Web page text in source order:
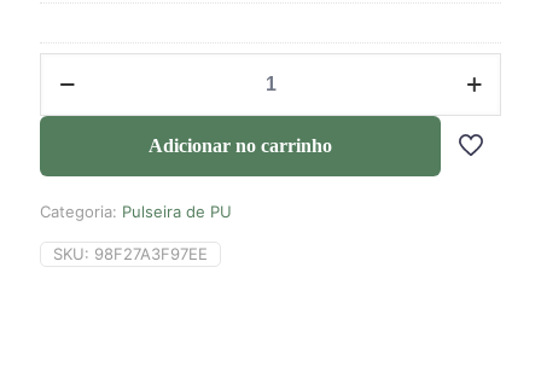
Adicionar no carrinho
Categoria: Pulseira de PU
SKU: 98F27A3F97EE